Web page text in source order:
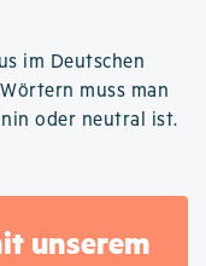
im Deutschen
muss man
oder neutral ist.
unserem